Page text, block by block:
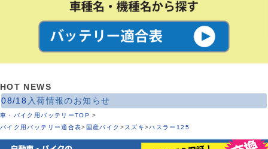
HOT NEWS
08/18 入荷情報のお知らせ
車・バイク用バッテリーTOP >
バイク用バッテリー適合表> 国産バイク >スズキ>ハスラー125